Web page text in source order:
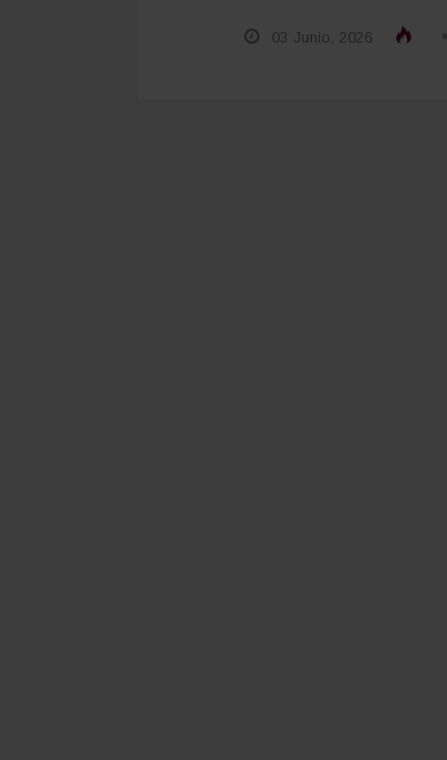
03 Junio, 2026